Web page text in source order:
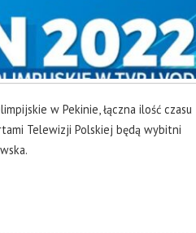
w Pekinie, łączna ilość czasu
Telewizji Polskiej będą wybitni